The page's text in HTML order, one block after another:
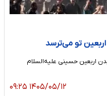
تو می‌ترسد
اربعین حسینی علیه‌السلام
۱۴۰۵/۰۵/۱۲ ۰۹:۲۵